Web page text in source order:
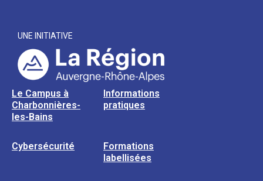
UNE INITIATIVE
Le Campus à
Charbonnières-
les-Bains
Informations
pratiques
Cybersécurité
Formations
labellisées